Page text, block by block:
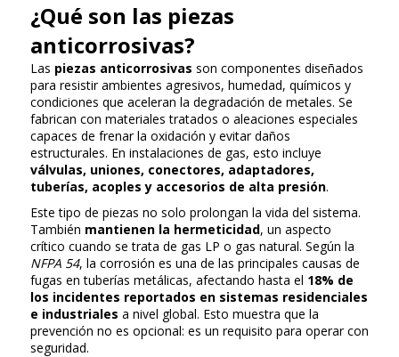
¿Qué son las piezas
anticorrosivas?
Las piezas anticorrosivas son componentes diseñados
para resistir ambientes agresivos, humedad, químicos y
condiciones que aceleran la degradación de metales. Se
fabrican con materiales tratados o aleaciones especiales
capaces de frenar la oxidación y evitar daños
estructurales. En instalaciones de gas, esto incluye
válvulas, uniones, conectores, adaptadores,
tuberías, acoples y accesorios de alta presión.
Este tipo de piezas no solo prolongan la vida del sistema.
También mantienen la hermeticidad, un aspecto
crítico cuando se trata de gas LP o gas natural. Según la
NFPA 54, la corrosión es una de las principales causas de
fugas en tuberías metálicas, afectando hasta el 18% de
los incidentes reportados en sistemas residenciales
e industriales a nivel global. Esto muestra que la
prevención no es opcional: es un requisito para operar con
seguridad.